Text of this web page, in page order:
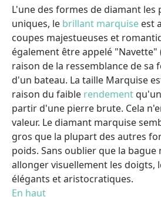
L'une des formes de diamant les
uniques, le brillant marquise est
coupes majestueuses et
également être appelé "Navette"
raison de la ressemblance de sa
d'un bateau. La taille Marquise
raison du faible rendement
partir d'une pierre brute. Cela
valeur. Le diamant marquise
gros que la plupart des autres
poids. Sans oublier que la
allonger visuellement les doigts,
élégants et aristocratiques.
En haut